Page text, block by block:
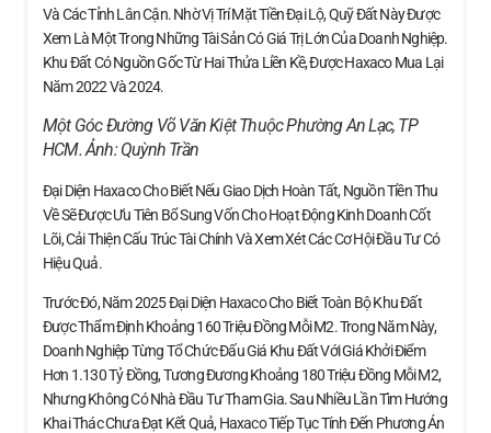
Và Các Tỉnh Lân Cận. Nhờ Vị Trí Mặt Tiền Đại Lộ, Quỹ Đất Này Được
Xem Là Một Trong Những Tài Sản Có Giá Trị Lớn Của Doanh Nghiệp.
Khu Đất Có Nguồn Gốc Từ Hai Thửa Liền Kề, Được Haxaco Mua Lại
Năm 2022 Và 2024.
Một Góc Đường Võ Văn Kiệt Thuộc Phường An Lạc, TP
HCM. Ảnh:Quỳnh Trần
Đại Diện Haxaco Cho Biết Nếu Giao Dịch Hoàn Tất, Nguồn Tiền Thu
Về Sẽ Được Ưu Tiên Bổ Sung Vốn Cho Hoạt Động Kinh Doanh Cốt
Lõi, Cải Thiện Cấu Trúc Tài Chính Và Xem Xét Các Cơ Hội Đầu Tư Có
Hiệu Quả.
Trước Đó, Năm 2025 Đại Diện Haxaco Cho Biết Toàn Bộ Khu Đất
Được Thẩm Định Khoảng 160 Triệu Đồng Mỗi M2. Trong Năm Này,
Doanh Nghiệp Từng Tổ Chức Đấu Giá Khu Đất Với Giá Khởi Điểm
Hơn 1.130 Tỷ Đồng, Tương Đương Khoảng 180 Triệu Đồng Mỗi M2,
Nhưng Không Có Nhà Đầu Tư Tham Gia. Sau Nhiều Lần Tìm Hướng
Khai Thác Chưa Đạt Kết Quả, Haxaco Tiếp Tục Tính Đến Phương Án